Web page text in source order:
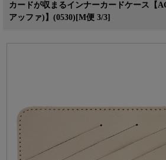
カードが収まるインナーカードケース【
アッファ)】(0530)[M便 3/3]